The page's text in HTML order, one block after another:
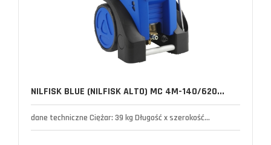
NILFISK BLUE (NILFISK ALTO) MC 4M-140/620...
dane techniczne Ciężar: 39 kg Długość x szerokość...